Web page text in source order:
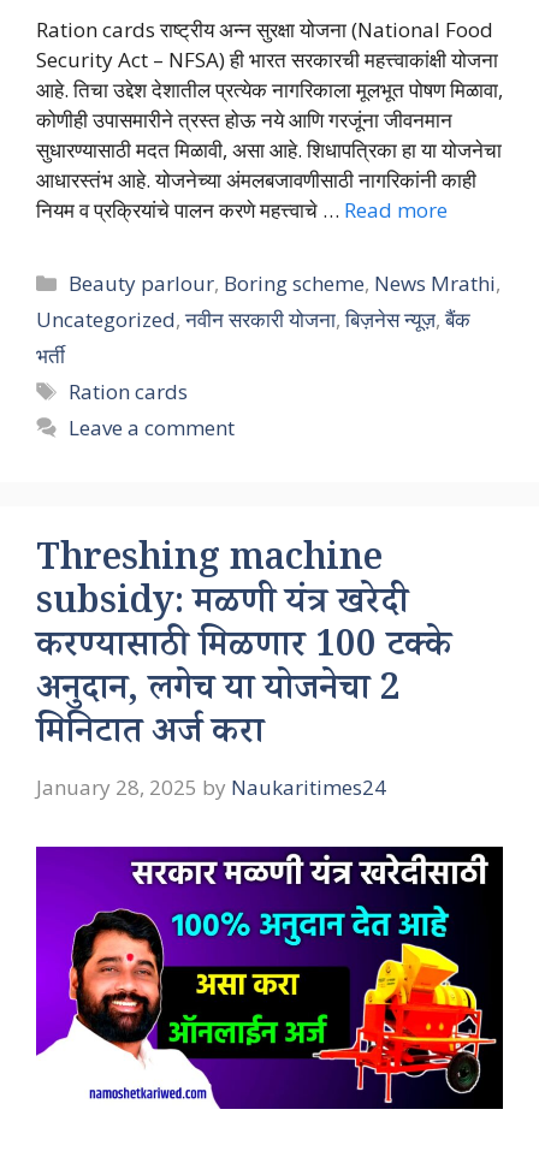
Ration cards राष्ट्रीय अन्न सुरक्षा योजना (National Food
Security Act – NFSA) ही भारत सरकारची महत्त्वाकांक्षी योजना
आहे. तिचा उद्देश देशातील प्रत्येक नागरिकाला मूलभूत पोषण मिळावा,
कोणीही उपासमारीने त्रस्त होऊ नये आणि गरजूंना जीवनमान
सुधारण्यासाठी मदत मिळावी, असा आहे. शिधापत्रिका हा या योजनेचा
आधारस्तंभ आहे. योजनेच्या अंमलबजावणीसाठी नागरिकांनी काही
नियम व प्रक्रियांचे पालन करणे महत्त्वाचे … Read more
Categories
Beauty parlour, Boring scheme, News Mrathi,
Uncategorized,नवीन सरकारी योजना,बिज़नेस न्यूज़,बैंक
भर्ती
Tags
Ration cards
Leave a comment
Threshing machine
subsidy: मळणी यंत्र खरेदी
करण्यासाठी मिळणार 100 टक्के
अनुदान, लगेच या योजनेचा 2
मिनिटात अर्ज करा
January 28, 2025 by Naukaritimes24